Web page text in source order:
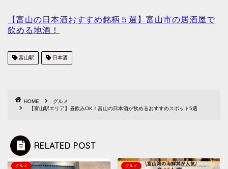
【富山の日本酒おすすめ銘柄５選】富山市の居酒屋で
飲める地酒！
富山駅 日本酒
HOME
グルメ
【富山駅エリア】昼飲みOK！富山の日本酒が飲めるおすすめスポット5選
RELATED POST
グルメ グルメ